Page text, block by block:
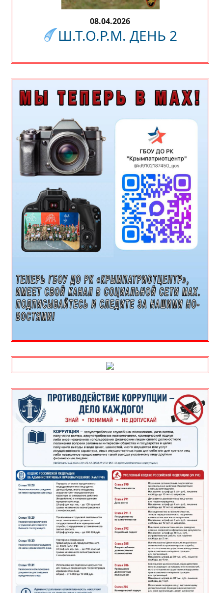
08.04.2026
Ш.Т.О.Р.М. ДЕНЬ 2